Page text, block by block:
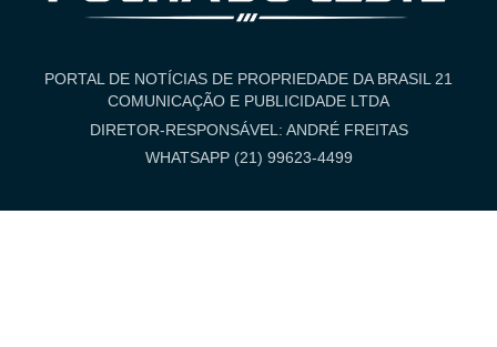
PORTAL DE NOTÍCIAS DE PROPRIEDADE DA BRASIL 21
COMUNICAÇÃO E PUBLICIDADE LTDA
DIRETOR-RESPONSÁVEL: ANDRÉ FREITAS
WHATSAPP (21) 99623-4499